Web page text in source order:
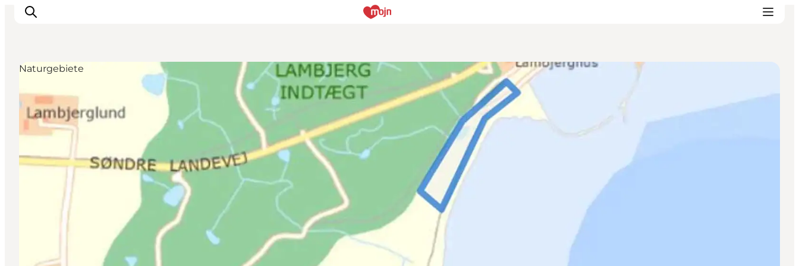
Erlebnisse
Städte und Regionen
Events
Plane deine Reise
Naturgebiete